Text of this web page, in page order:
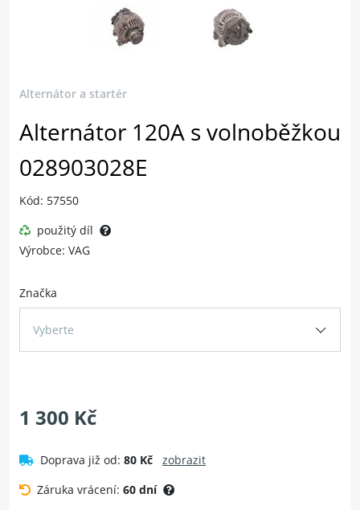
Alternátor a startér
Alternátor 120A s volnoběžkou
028903028E
Kód: 57550
použitý díl
Výrobce: VAG
Značka
Vyberte
1 300 Kč
Doprava již od: 80 Kč
zobrazit
Záruka vrácení: 60 dní